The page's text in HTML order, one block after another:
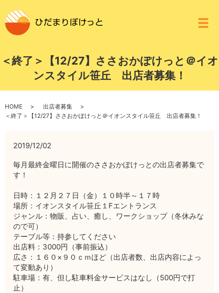
メ
＜終了＞【12/27】ささおかぽけっと＠イオ
ンスタイル笹丘 出店者募集！
HOME
出店者募集
＜終了＞【12/27】ささおかぽけっと＠イオンスタイル笹丘 出店者募集！
2019/12/02
毎月最終金曜日に開催のささおかぽけっとの出店者募集で
す！
日時：１２月２７日（金）１０時半～１７時
場所：イオンスタイル笹丘１Fエントランス
ジャンル：物販、占い、癒し、ワークショップ（冬休みな
ので可）
テーブル等：持参してください
出店料：3000円（事前振込）
広さ：１６０×９０ｃｍほど（出店者数、出店内容によっ
て変動あり）
駐車場：有、但し駐車料金サービスはなし（500円で打
止）